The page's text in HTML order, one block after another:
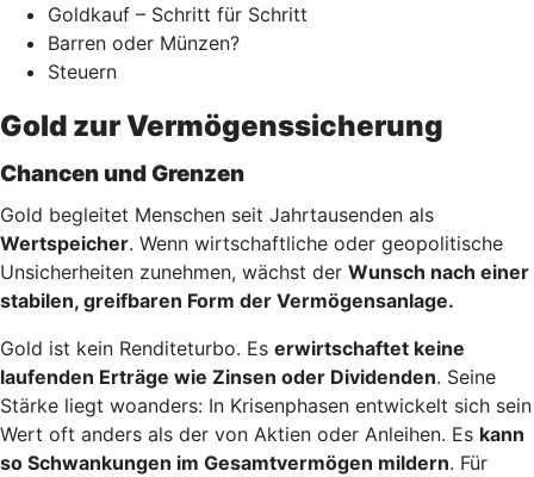
Goldkauf – Schritt für Schritt
Barren oder Münzen?
Steuern
Gold zur Vermögenssicherung
Chancen und Grenzen
Gold begleitet Menschen seit Jahrtausenden als
Wertspeicher. Wenn wirtschaftliche oder geopolitische
Unsicherheiten zunehmen, wächst der Wunsch nach einer
stabilen, greifbaren Form der Vermögensanlage.
Gold ist kein Renditeturbo. Es erwirtschaftet keine
laufenden Erträge wie Zinsen oder Dividenden. Seine
Stärke liegt woanders: In Krisenphasen entwickelt sich sein
Wert oft anders als der von Aktien oder Anleihen. Es kann
so Schwankungen im Gesamtvermögen mildern. Für